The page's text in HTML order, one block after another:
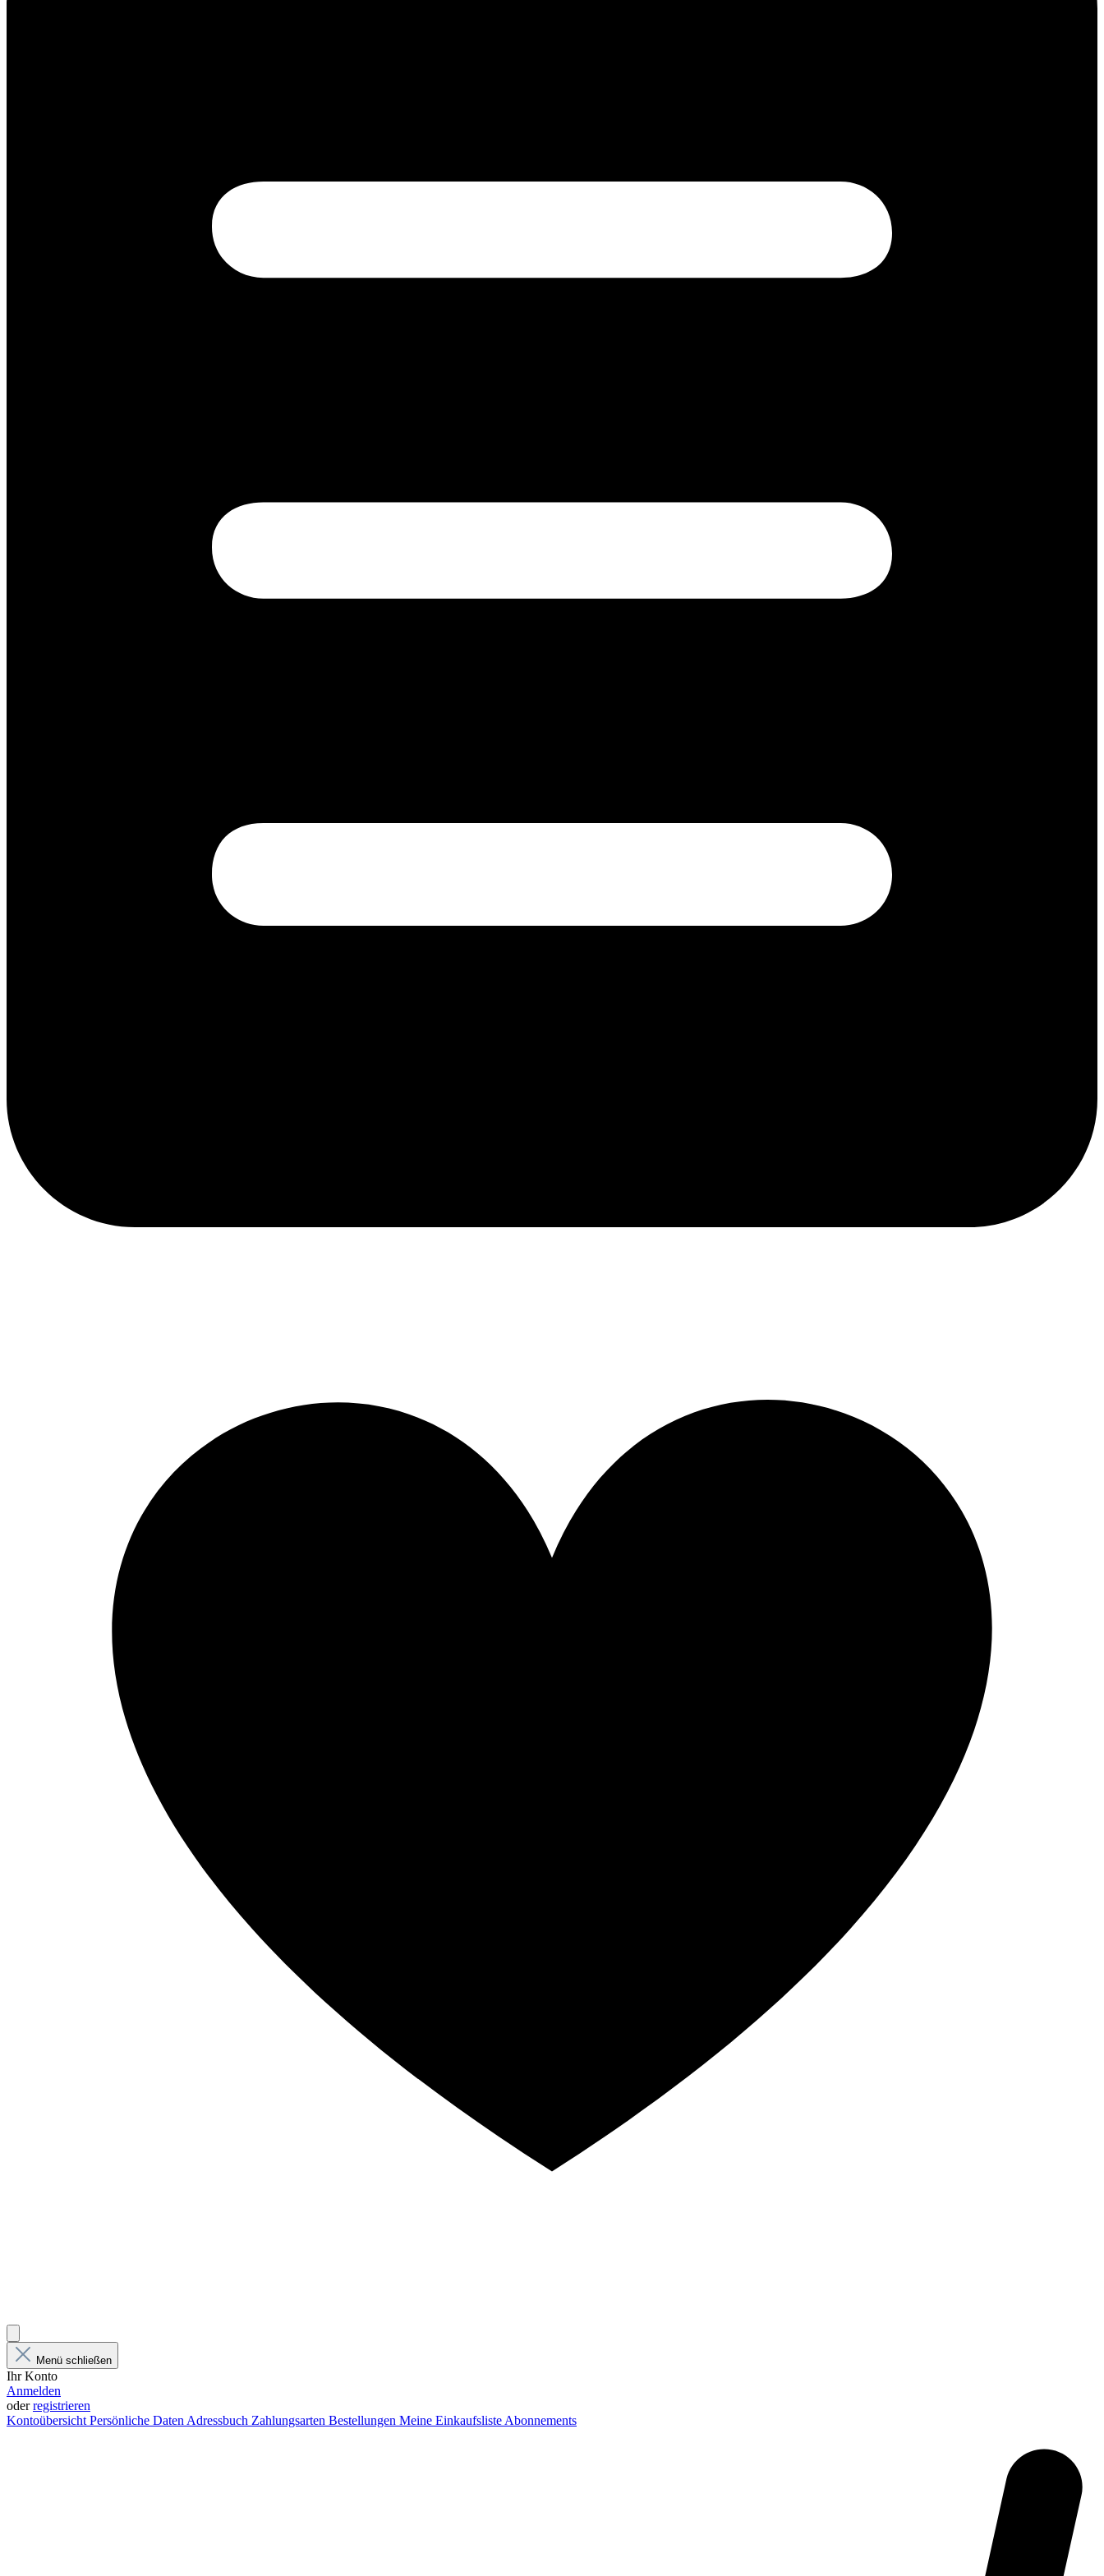
Menü schließen
Ihr Konto
Anmelden
oderregistrieren
KontoübersichtPersönliche DatenAdressbuch Zahlungsarten Bestellungen Meine EinkaufslisteAbonnements